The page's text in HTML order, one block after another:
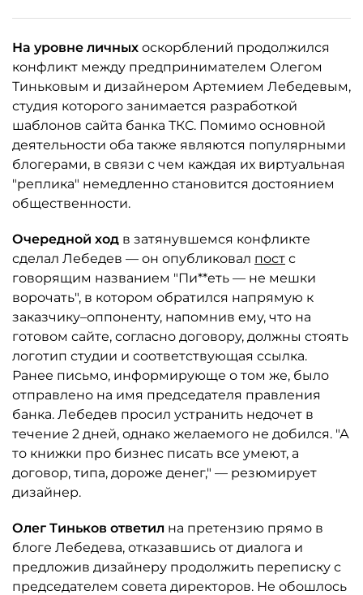
На уровне личных оскорблений продолжился
конфликт между предпринимателем Олегом
Тиньковым и дизайнером Артемием Лебедевым,
студия которого занимается разработкой
шаблонов сайта банка ТКС. Помимо основной
деятельности оба также являются популярными
блогерами, в связи с чем каждая их виртуальная
"реплика" немедленно становится достоянием
общественности.
Очередной ход в затянувшемся конфликте
сделал Лебедев — он опубликовал пост с
говорящим названием "Пи**еть — не мешки
ворочать", в котором обратился напрямую к
заказчику–оппоненту, напомнив ему, что на
готовом сайте, согласно договору, должны стоять
логотип студии и соответствующая ссылка.
Ранее письмо, информирующе о том же, было
отправлено на имя председателя правления
банка. Лебедев просил устранить недочет в
течение 2 дней, однако желаемого не добился. "А
то книжки про бизнес писать все умеют, а
договор, типа, дороже денег," — резюмирует
дизайнер.
Олег Тиньков ответил на претензию прямо в
блоге Лебедева, отказавшись от диалога и
предложив дизайнеру продолжить переписку с
председателем совета директоров. Не обошлось